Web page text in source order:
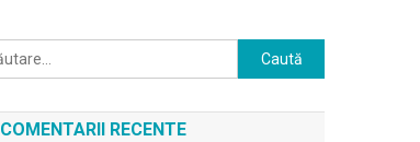
Caută
după:
COMENTARII RECENTE